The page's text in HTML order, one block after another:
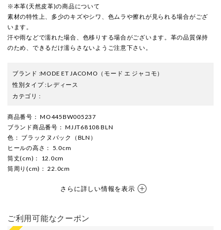
※本革(天然皮革)の商品について
素材の特性上、多少のキズやシワ、色ムラや擦れが見られる場合がござ
います。
汗や雨などで濡れた場合、色移りする場合がございます。革の品質保持
のため、できるだけ濡らさないようご注意下さい。
ブランド :MODE ET JACOMO （モード エ ジャコモ）
性別タイプ:レディース
カテゴリ :
商品番号 ： MO445BW005237
ブランド商品番号 ： MJJT68108 BLN
色 ： ブラックヌバック（BLN）
ヒールの高さ ： 5.0cm
筒丈(cm) ： 12.0cm
筒周り(cm) ： 22.0cm
さらに詳しい情報を表示
ご利用可能なクーポン